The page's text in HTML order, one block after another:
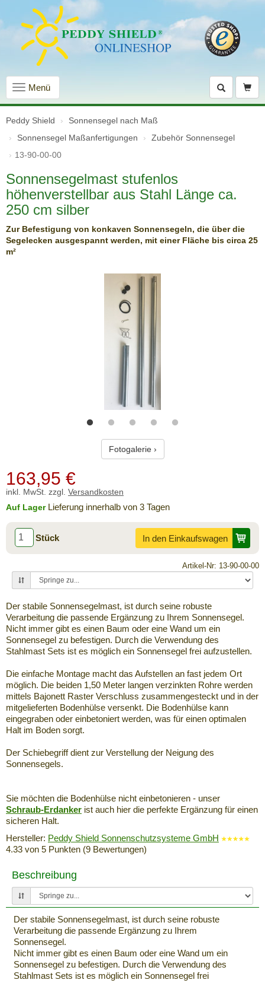
Navigation
einblenden
Menü
Peddy Shield
Sonnensegel nach Maß
Sonnensegel Maßanfertigungen
Zubehör Sonnensegel
13-90-00-00
Sonnensegelmast stufenlos
höhenverstellbar aus Stahl Länge ca.
250 cm silber
Zur Befestigung von konkaven Sonnensegeln, die über die
Segelecken ausgespannt werden, mit einer Fläche bis circa 25
m²
Fotogalerie ›
163,95 €
inkl. MwSt. zzgl. Versandkosten
Auf LagerLieferung innerhalb von 3 Tagen
Stück In den Einkaufswagen
Artikel-Nr: 13-90-00-00
Der stabile Sonnensegelmast, ist durch seine robuste
Verarbeitung die passende Ergänzung zu Ihrem Sonnensegel.
Nicht immer gibt es einen Baum oder eine Wand um ein
Sonnensegel zu befestigen. Durch die Verwendung des
Stahlmast Sets ist es möglich ein Sonnensegel frei aufzustellen.
Die einfache Montage macht das Aufstellen an fast jedem Ort
möglich. Die beiden 1,50 Meter langen verzinkten Rohre werden
mittels Bajonett Raster Verschluss zusammengesteckt und in der
mitgelieferten Bodenhülse versenkt. Die Bodenhülse kann
eingegraben oder einbetoniert werden, was für einen optimalen
Halt im Boden sorgt.
Der Schiebegriff dient zur Verstellung der Neigung des
Sonnensegels.
Sie möchten die Bodenhülse nicht einbetonieren - unser
Schraub-Erdanker ist auch hier die perfekte Ergänzung für einen
sicheren Halt.
Hersteller: Peddy Shield Sonnenschutzsysteme GmbH
4.33 von 5 Punkten (9 Bewertungen)
Beschreibung
Der stabile Sonnensegelmast, ist durch seine robuste
Verarbeitung die passende Ergänzung zu Ihrem
Sonnensegel.
Nicht immer gibt es einen Baum oder eine Wand um ein
Sonnensegel zu befestigen. Durch die Verwendung des
Stahlmast Sets ist es möglich ein Sonnensegel frei